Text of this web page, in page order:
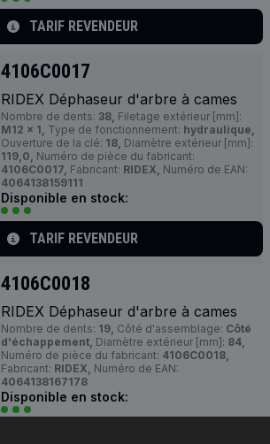
TARIF REVENDEUR
4106C0017
RIDEX Déphaseur d'arbre à cames
Nombre de dents: 38, Filetage extérieur [mm]:
M12 x 1, Type de fonctionnement: hydraulique,
Ouverture de la clé: 18, Diamètre extérieur [mm]:
119,0, Numéro de pièce du fabricant:
4106C0017, Fabricant: RIDEX, Numéro de EAN:
4064138159111
Disponible en stock:
TARIF REVENDEUR
4106C0018
RIDEX Déphaseur d'arbre à cames
Nombre de dents: 19, Côté d'assemblage: Côté
d'échappement, Diamètre extérieur [mm]: 84,
Numéro de pièce du fabricant: 4106C0018,
Fabricant: RIDEX, Numéro de EAN:
4064138167178
Disponible en stock: